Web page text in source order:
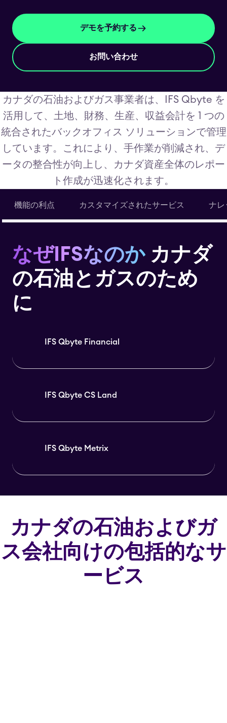
デモを予約する
お問い合わせ
カナダの石油およびガス事業者は、IFS Qbyte を
活用して、土地、財務、生産、収益会計を 1 つの
統合されたバックオフィス ソリューションで管理
しています。これにより、手作業が削減され、デ
ータの整合性が向上し、カナダ資産全体のレポー
ト作成が迅速化されます。
機能の利点 カスタマイズされたサービス ナレ
なぜIFSなのか カナダ
の石油とガスのため
に
IFS Qbyte Financial
IFS Qbyte CS Land
IFS Qbyte Metrix
カナダの石油およびガ
ス会社向けの包括的なサ
ービス